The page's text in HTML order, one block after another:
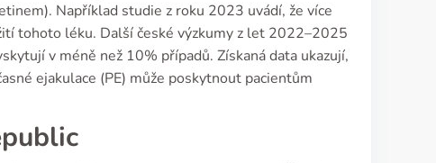
Například studie z roku 2023 uvádí, že více
tohoto léku. Další české výzkumy z let 2022–2025
v méně než 10% případů. Získaná data ukazují,
ejakulace (PE) může poskytnout pacientům